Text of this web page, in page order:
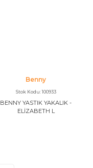
Benny
Stok Kodu: 100933
BENNY YASTIK YAKALIK -
ELİZABETH L